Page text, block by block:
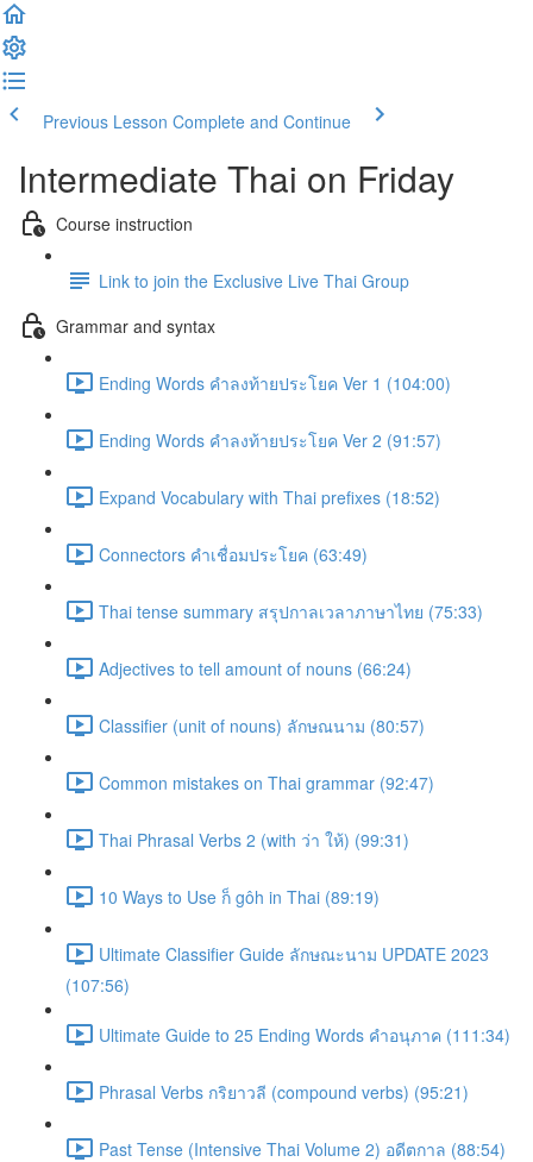
Previous Lesson Complete and Continue
Intermediate Thai on Friday
Course instruction
Link to join the Exclusive Live Thai Group
Grammar and syntax
Ending Words คำลงท้ายประโยค Ver 1 (104:00)
Ending Words คำลงท้ายประโยค Ver 2 (91:57)
Expand Vocabulary with Thai prefixes (18:52)
Connectors คำเชื่อมประโยค (63:49)
Thai tense summary สรุปกาลเวลาภาษาไทย (75:33)
Adjectives to tell amount of nouns (66:24)
Classifier (unit of nouns) ลักษณนาม (80:57)
Common mistakes on Thai grammar (92:47)
Thai Phrasal Verbs 2 (with ว่า ให้) (99:31)
10 Ways to Use ก็ gôh in Thai (89:19)
Ultimate Classifier Guide ลักษณะนาม UPDATE 2023
(107:56)
Ultimate Guide to 25 Ending Words คำอนุภาค (111:34)
Phrasal Verbs กริยาวลี (compound verbs) (95:21)
Past Tense (Intensive Thai Volume 2) อดีตกาล (88:54)